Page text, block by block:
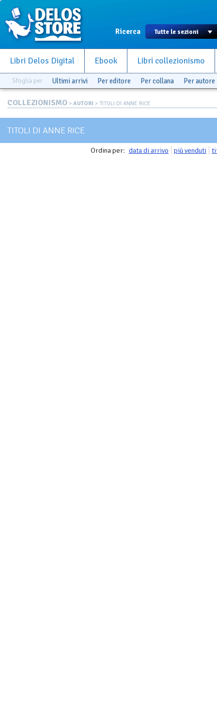
Ricerca
Libri Delos Digital Ebook Libri collezionismo
Sfoglia per Ultimi arrivi Per editore Per collana Per autore
COLLEZIONISMO > AUTORI > TITOLI DI ANNE RICE
TITOLI DI ANNE RICE
Ordina per: data di arrivo più venduti